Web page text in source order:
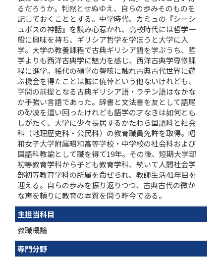
るだろうか。判然とせぬゆえ、自らの歩みそのものを
記しておくこととする。中学時代、カミュの『シーシ
ュポスの神話』を読み心惹かれ、高校時代には哲学一
般に興味を持ち、ギリシア哲学を学ぼうと大学に入
学。大学の教養課程で古典ギリシア語を学ぶうち、哲
学よりも西洋古典学に魅力を感じ、西洋古典学専修課
程に進学。稀代の碩学の謦咳に触れ古典古代世界に遊
ぶ機会を得たことは誠に僥倖という他ないけれども、
学問の前提となる古典ギリシア語・ラテン語はなかな
か手強い言語であった。辞書と文法書を友として語尾
の砂漠を這い回ったけれども語学の才なきは如何とも
しがたく、大学に少々長居するかたわら国語科と社会
科（地理歴史科・公民科）の教育職員免許を取得。昭
和女子大学附属昭和高等学校・中学校の社会科および
国語科教諭として職を得て19年。その後、短期大学部
初等教育学科から子ども教育学科、続いて人間社会学
部初等教育学科の所属を命ぜられ、教師生活41年目を
迎える。自らの歩みを振り返りつつ、古典古代の微か
な声を頼りに教育の本質を問う昨今である。
主担当科目
教職概論
専門分野